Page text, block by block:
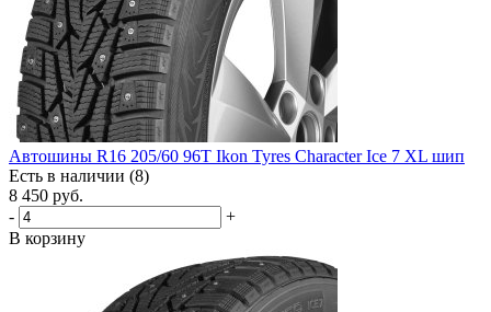
Автошины R16 205/60 96T Ikon Tyres Character Ice 7 XL шип
Есть в наличии (8)
8 450 руб.
-
+
В корзину